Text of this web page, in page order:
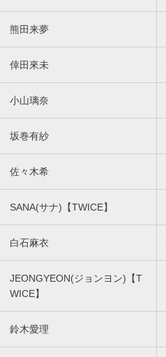
熊田来夢
倖田來未
小山璃奈
坂巻有紗
佐々木希
SANA(サナ)【TWICE】
白石麻衣
JEONGYEON(ジョンヨン)【T
WICE】
鈴木愛理